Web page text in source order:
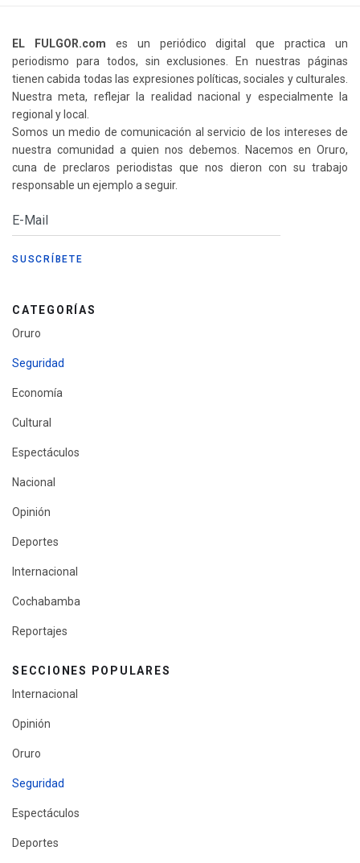
EL FULGOR.com es un periódico digital que practica un
periodismo para todos, sin exclusiones. En nuestras páginas
tienen cabida todas las expresiones políticas, sociales y culturales.
Nuestra meta, reflejar la realidad nacional y especialmente la
regional y local.
Somos un medio de comunicación al servicio de los intereses de
nuestra comunidad a quien nos debemos. Nacemos en Oruro,
cuna de preclaros periodistas que nos dieron con su trabajo
responsable un ejemplo a seguir.
CATEGORÍAS
Oruro
Seguridad
Economía
Cultural
Espectáculos
Nacional
Opinión
Deportes
Internacional
Cochabamba
Reportajes
SECCIONES POPULARES
Internacional
Opinión
Oruro
Seguridad
Espectáculos
Deportes